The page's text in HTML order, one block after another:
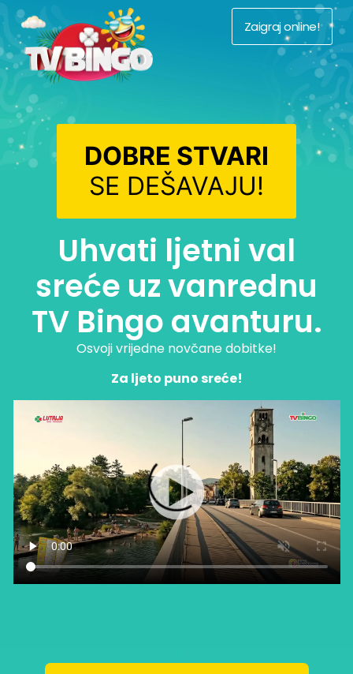
Zaigraj online!
DOBRE STVARI
SE DEŠAVAJU!
Uhvati ljetni val
sreće uz vanrednu
TV Bingo avanturu.
Osvoji vrijedne novčane dobitke!
Za ljeto puno sreće!